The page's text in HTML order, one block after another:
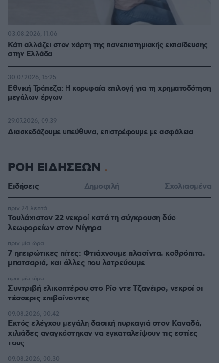
Κάτι αλλάζει στον χάρτη της πανεπιστημιακής εκπαίδευσης
στην Ελλάδα
03.08.2026, 11:06
Εθνική Τράπεζα: Η κορυφαία επιλογή για τη χρηματοδότηση
μεγάλων έργων
30.07.2026, 15:25
Διασκεδάζουμε υπεύθυνα, επιστρέφουμε με ασφάλεια
29.07.2026, 09:39
ΡΟΗ ΕΙΔΗΣΕΩΝ
Ειδήσεις Δημοφιλή Σχολιασμένα
Τουλάχιστον 22 νεκροί κατά τη σύγκρουση δύο
λεωφορείων στον Νίγηρα
πριν 24 λεπτά
7 ηπειρώτικες πίτες: Φτιάχνουμε πλασίντα, κοθρόπιτα,
μπατσαριά, και άλλες που λατρεύουμε
πριν μία ώρα
Συντριβή ελικοπτέρου στο Ρίο ντε Τζανέιρο, νεκροί οι
τέσσερις επιβαίνοντες
πριν μία ώρα
Εκτός ελέγχου μεγάλη δασική πυρκαγιά στον Καναδά,
χιλιάδες αναγκάστηκαν να εγκαταλείψουν τις εστίες
τους
09.08.2026, 00:42
09.08.2026, 00:30